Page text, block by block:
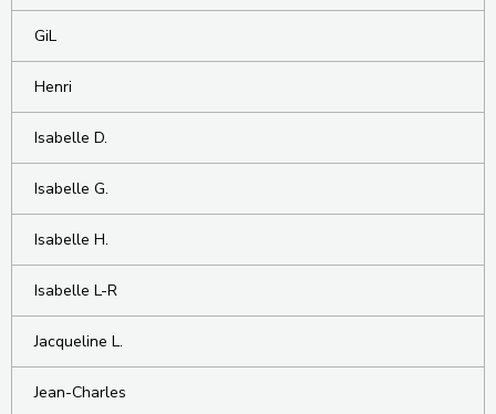
GiL
Henri
Isabelle D.
Isabelle G.
Isabelle H.
Isabelle L-R
Jacqueline L.
Jean-Charles